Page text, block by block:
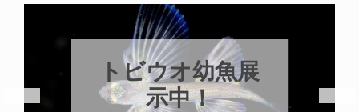
トビウオ幼魚展
示中！